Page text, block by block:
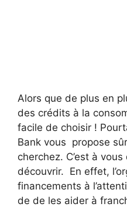
Alors que de plus en
des crédits à la
facile de choisir !
Bank vous propose
cherchez. C’est à
découvrir. En effet,
financements à
de de les aider à